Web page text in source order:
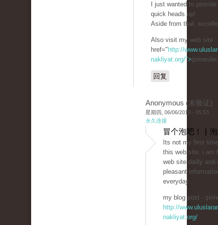
I just wanted to
quick heads up!
Aside from that,
Also visit my web site
href=" http://
nakliyat.org/">
回复
Anonymous (未验证)
星期四, 06/06/2019 - 05:53
永久连接
冒个泡吧！ |
Its not my first
this web site, i am
web site dailly and
pleasant
everyday.
my blog post -
http://
nakliyat.org/